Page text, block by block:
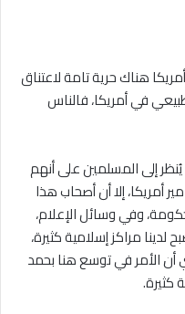
هناك حرية تامة ﻻعتناق
في أمريكا، فالناس
أصبح يُنظر إلى المسلمين على أنهم
أمريكا، إلا أن أصحاب هذا
وفي وسائل الإعلام،
فقد أصبح لدينا مراكز إسلامية كثيرة،
أن الأمر في توسع هنا بحمد
كثيرة.